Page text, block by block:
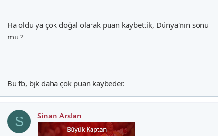
Ha oldu ya çok doğal olarak puan kaybettik, Dünya'nın sonu
mu ?
Bu fb, bjk daha çok puan kaybeder.
S Sinan Arslan